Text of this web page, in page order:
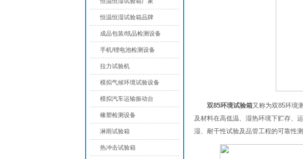
双85环境试验箱又称为双85环境
及材料在高低温、湿热环境下贮存、
湿、耐干性试验及品管工程的可靠性
恒温恒湿试验箱品牌
成品包装/纸品检测设备
手机/锂电池检测设备
拉力试验机
模拟气候环境试验设备
模拟汽车运输振动台
橡塑检测设备
淋雨试验箱
热冲击试验箱